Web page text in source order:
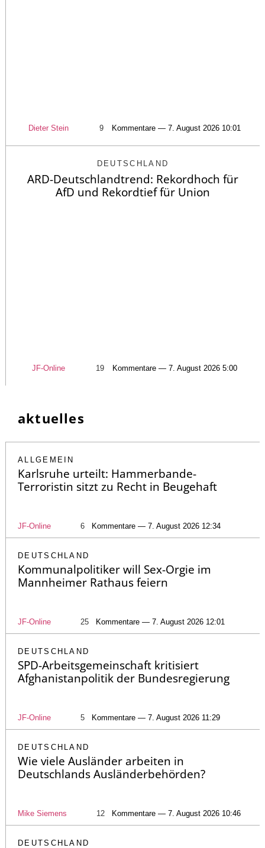
Dieter Stein 9 Kommentare — 7. August 2026 10:01
DEUTSCHLAND
ARD-Deutschlandtrend: Rekordhoch für
AfD und Rekordtief für Union
JF-Online 19 Kommentare — 7. August 2026 5:00
aktuelles
ALLGEMEIN
Karlsruhe urteilt: Hammerbande-
Terroristin sitzt zu Recht in Beugehaft
JF-Online 6 Kommentare — 7. August 2026 12:34
DEUTSCHLAND
Kommunalpolitiker will Sex-Orgie im
Mannheimer Rathaus feiern
JF-Online 25 Kommentare — 7. August 2026 12:01
DEUTSCHLAND
SPD-Arbeitsgemeinschaft kritisiert
Afghanistanpolitik der Bundesregierung
JF-Online 5 Kommentare — 7. August 2026 11:29
DEUTSCHLAND
Wie viele Ausländer arbeiten in
Deutschlands Ausländerbehörden?
Mike Siemens 12 Kommentare — 7. August 2026 10:46
DEUTSCHLAND